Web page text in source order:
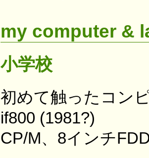
my computer &
小学校
初めて触ったコン
if800 (1981?)
CP/M、8インチ